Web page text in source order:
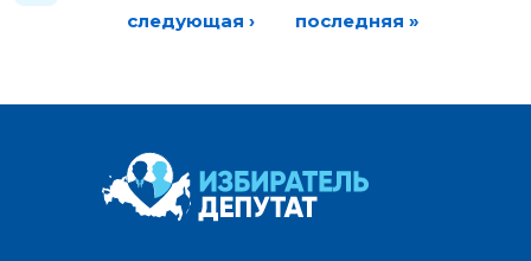
следующая ›
последняя »